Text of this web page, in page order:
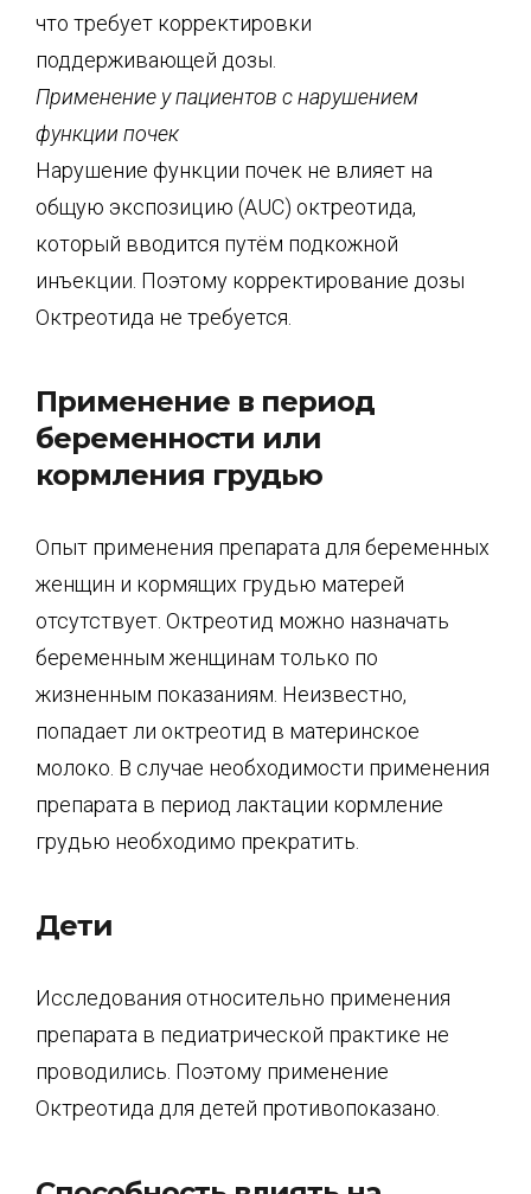
что требует корректировки
поддерживающей дозы.
Применение у пациентов с нарушением
функции почек
Нарушение функции почек не влияет на
общую экспозицию (AUC) октреотида,
который вводится путём подкожной
инъекции. Поэтому корректирование дозы
Октреотида не требуется.
Применение в период
беременности или
кормления грудью
Опыт применения препарата для беременных
женщин и кормящих грудью матерей
отсутствует. Октреотид можно назначать
беременным женщинам только по
жизненным показаниям. Неизвестно,
попадает ли октреотид в материнское
молоко. В случае необходимости применения
препарата в период лактации кормление
грудью необходимо прекратить.
Дети
Исследования относительно применения
препарата в педиатрической практике не
проводились. Поэтому применение
Октреотида для детей противопоказано.